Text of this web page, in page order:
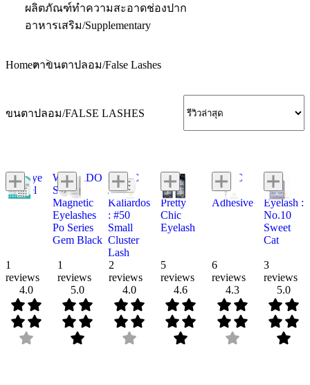
ผลิตภัณฑ์ทำความสะอาดช่องปาก
อาหารเสริม/Supplementary
Homeตาขนตาปลอม/False Lashes
ขนตาปลอม/FALSE LASHES
Skyeye
Angel
1
reviews
4.0
WOSADO
Soft
Magnetic
Eyelashes
Po Series
Gem Black
1
reviews
5.0
M.A.C
James
Kaliardos
: #50
Small
Cluster
Lash
2
reviews
4.0
Mei
Linda
Pretty
Chic
Eyelash
5
reviews
4.6
M.A.C
Duo
Adhesive
6
reviews
4.3
Dolly
wink
Eyelash :
No.10
Sweet
Cat
3
reviews
5.0